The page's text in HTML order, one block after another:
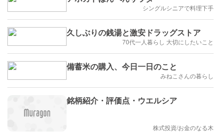
シングルシニアで料理下手
久しぶりの銭湯と激安ドラッグストア
70代一人暮らし 大切にしたいこと
備蓄米の購入、今日一日のこと
みねこさんの暮らし
銘柄紹介・評価点・ウエルシア
株式投資/お金のなる木